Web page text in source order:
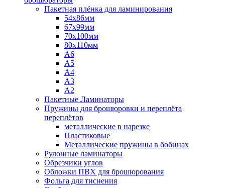
Пакетная плёнка для ламинирования
54x86мм
67x99мм
70х100мм
80x110мм
A6
A5
A4
A3
A2
Пакетные Ламинаторы
Пружины для брошюровки и переплёта
переплётов
металлические в нарезке
Пластиковые
Металлические пружины в бобинах
Рулонные ламинаторы
Обрезчики углов
Обложки ПВХ для брошюрования
Фольга для тиснения